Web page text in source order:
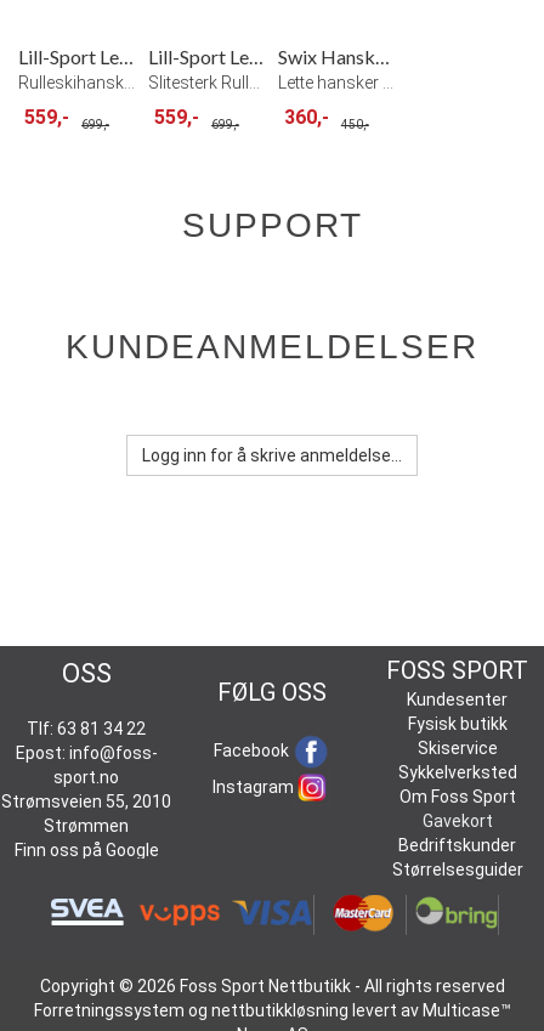
Lill-Sport Legend Roller Hanske Blå
559,- 699,-
Lill-Sport Legend Roller Hanske Sort
559,- 699,-
Swix Hanske Vantage Light
360,- 450,-
SUPPORT
KUNDEANMELDELSER
Logg inn for å skrive anmeldelse...
OSS
Tlf: 63 81 34 22
Epost: info@foss-
sport.no
Strømsveien 55, 2010
Strømmen
Finn oss påGoogle
FØLG OSS
Facebook
Instagram
FOSS SPORT
Kundesenter
Fysisk butikk
Skiservice
Sykkelverksted
Om Foss Sport
Gavekort
Bedriftskunder
Størrelsesguider
Copyright © 2026 Foss Sport Nettbutikk - All rights reserved
Forretningssystem og nettbutikkløsning levert av Multicase™